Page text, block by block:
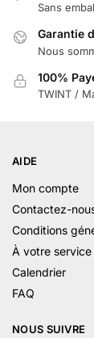
Sans
Garantie
Nous
100%
TWINT /
AIDE
Mon compte
Contactez-
Conditions
À votre service
Calendrier
FAQ
NOUS SUIVRE